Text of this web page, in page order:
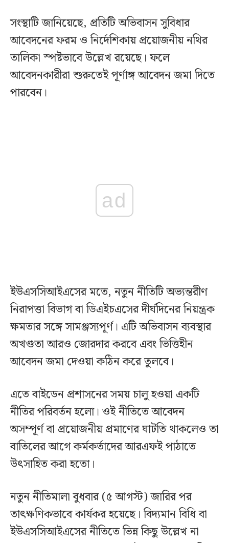
সংস্থাটি জানিয়েছে, প্রতিটি অভিবাসন সুবিধার
আবেদনের ফরম ও নির্দেশিকায় প্রয়োজনীয় নথির
তালিকা স্পষ্টভাবে উল্লেখ রয়েছে। ফলে
আবেদনকারীরা শুরুতেই পূর্ণাঙ্গ আবেদন জমা দিতে
পারবেন।
ad
ইউএসসিআইএসের মতে, নতুন নীতিটি অভ্যন্তরীণ
নিরাপত্তা বিভাগ বা ডিএইচএসের দীর্ঘদিনের নিয়ন্ত্রক
ক্ষমতার সঙ্গে সামঞ্জস্যপূর্ণ। এটি অভিবাসন ব্যবস্থার
অখণ্ডতা আরও জোরদার করবে এবং ভিত্তিহীন
আবেদন জমা দেওয়া কঠিন করে তুলবে।
এতে বাইডেন প্রশাসনের সময় চালু হওয়া একটি
নীতির পরিবর্তন হলো। ওই নীতিতে আবেদন
অসম্পূর্ণ বা প্রয়োজনীয় প্রমাণের ঘাটতি থাকলেও তা
বাতিলের আগে কর্মকর্তাদের আরএফই পাঠাতে
উৎসাহিত করা হতো।
নতুন নীতিমালা বুধবার (৫ আগস্ট) জারির পর
তাৎক্ষণিকভাবে কার্যকর হয়েছে। বিদ্যমান বিধি বা
ইউএসসিআইএসের নীতিতে ভিন্ন কিছু উল্লেখ না